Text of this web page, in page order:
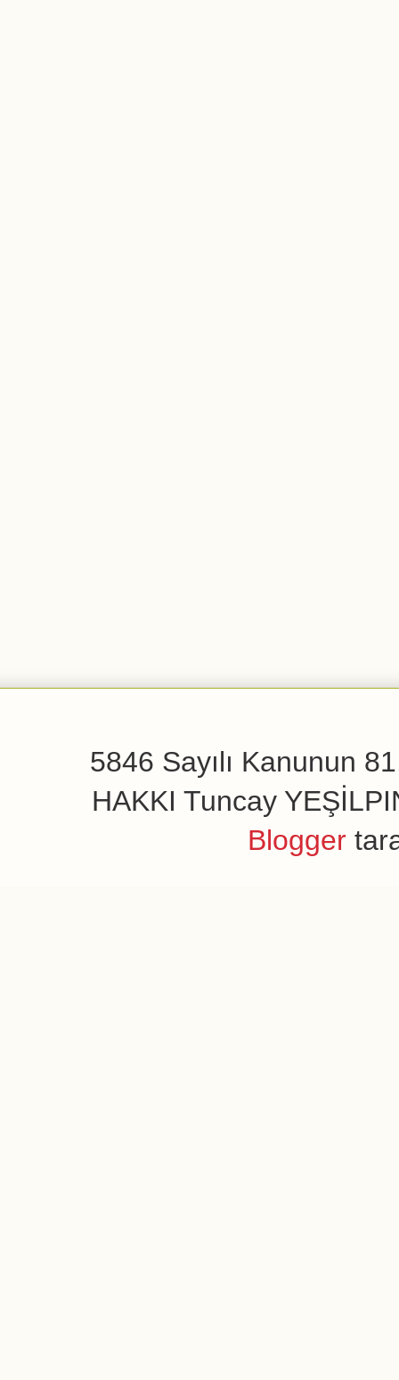
5846 Sayılı Kanunun
HAKKI Tuncay
Blogger